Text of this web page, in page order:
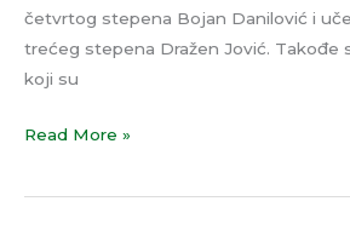
četvrtog stepena Bojan Danilović i
trećeg stepena Dražen Jović. Takođe
koji su
Read More »